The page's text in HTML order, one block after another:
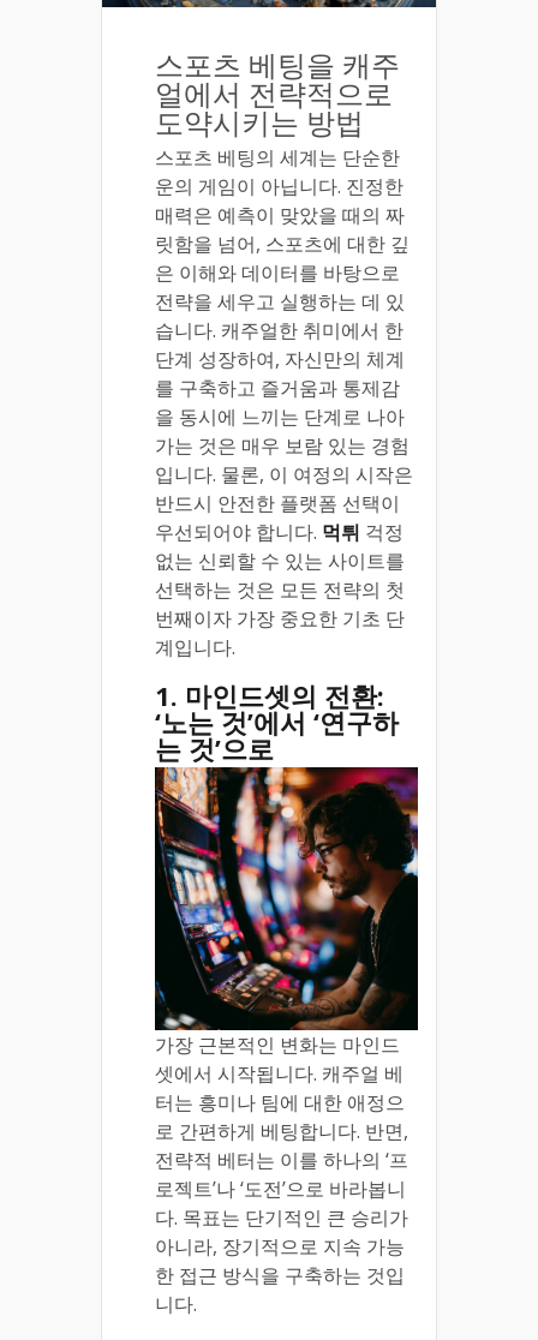
스포츠 베팅을 캐주
얼에서 전략적으로
도약시키는 방법
스포츠 베팅의 세계는 단순한
운의 게임이 아닙니다. 진정한
매력은 예측이 맞았을 때의 짜
릿함을 넘어, 스포츠에 대한 깊
은 이해와 데이터를 바탕으로
전략을 세우고 실행하는 데 있
습니다. 캐주얼한 취미에서 한
단계 성장하여, 자신만의 체계
를 구축하고 즐거움과 통제감
을 동시에 느끼는 단계로 나아
가는 것은 매우 보람 있는 경험
입니다. 물론, 이 여정의 시작은
반드시 안전한 플랫폼 선택이
우선되어야 합니다. 먹튀 걱정
없는 신뢰할 수 있는 사이트를
선택하는 것은 모든 전략의 첫
번째이자 가장 중요한 기초 단
계입니다.
1. 마인드셋의 전환:
‘노는 것’에서 ‘연구하
는 것’으로
가장 근본적인 변화는 마인드
셋에서 시작됩니다. 캐주얼 베
터는 흥미나 팀에 대한 애정으
로 간편하게 베팅합니다. 반면,
전략적 베터는 이를 하나의 ‘프
로젝트’나 ‘도전’으로 바라봅니
다. 목표는 단기적인 큰 승리가
아니라, 장기적으로 지속 가능
한 접근 방식을 구축하는 것입
니다.